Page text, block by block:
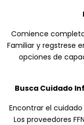
Comience
Familiar y regstrese
opciones de
Busca Cuidado
Encontrar el
Los proveedores